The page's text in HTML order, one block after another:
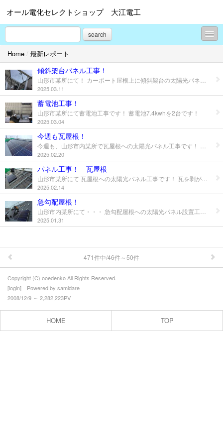
オール電化セレクトショップ 大江電工
search
最新レポート
太陽光蓄電池リンク集
関連会社紹介
プロフィール
お問合せ
Home / 最新レポート
傾斜架台パネル工事！
2025.03.11
蓄電池工事！
山形市某所にて蓄電池工事です！ 蓄電池7.4kwhを2台です！
2025.03.04
今週も瓦屋根！
2025.02.20
パネル工事！ 瓦屋根
2025.02.14
急勾配屋根！
2025.01.31
471件中/46件～50件
Copyright (C) ooedenko All Rights Reserved.
[login] Powered by samidare
2008/12/9 ～ 2,282,223PV
HOME TOP